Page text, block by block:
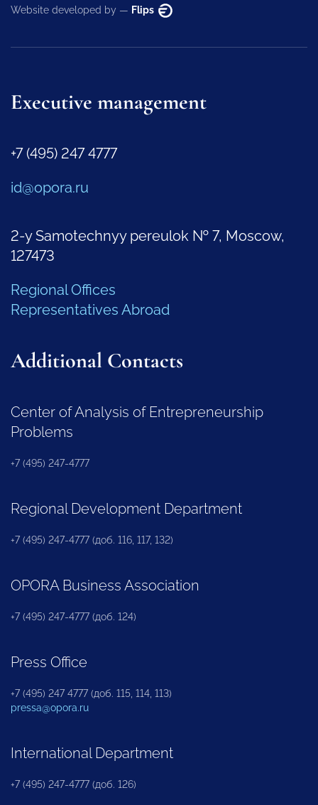
Website developed by — Flips
Executive management
+7 (495) 247 4777
id@opora.ru
2-y Samotechnyy pereulok № 7, Moscow,
127473
Regional Offices
Representatives Abroad
Additional Contacts
Center of Analysis of Entrepreneurship
Problems
+7 (495) 247-4777
Regional Development Department
+7 (495) 247-4777 (доб. 116, 117, 132)
OPORA Business Association
+7 (495) 247-4777 (доб. 124)
Press Office
+7 (495) 247 4777 (доб. 115, 114, 113)
pressa@opora.ru
International Department
+7 (495) 247-4777 (доб. 126)